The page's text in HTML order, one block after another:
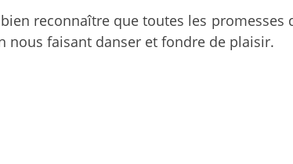
reconnaître que toutes les promesses
nous faisant danser et fondre de plaisir.